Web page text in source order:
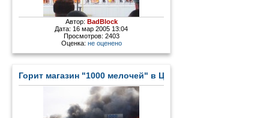
Автор: BadBlock
Дата: 16 мар 2005 13:04
Просмотров: 2403
Оценка: не оценено
Горит магазин "1000 мелочей" в Цыгановке